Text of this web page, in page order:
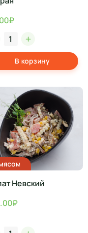
В корзину
Невский